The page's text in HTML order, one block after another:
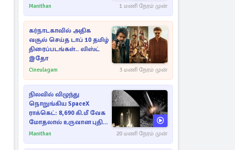
ராசிகள்!
Manithan 1 மணி நேரம் முன்
கர்நாடகாவில் அதிக
வசூல் செய்த டாப் 10 தமிழ்
திரைப்படங்கள்.. லிஸ்ட்
இதோ
Cineulagam 3 மணி நேரம் முன்
நிலவில் விழுந்து
நொறுங்கிய SpaceX
ராக்கெட்: 8,690 கி.மீ வேக
மோதலால் உருவான புதிய
பள்ளம்!
Manithan 20 மணி நேரம் முன்